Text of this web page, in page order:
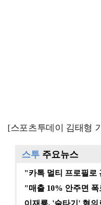
[스포츠투데이 김태형
스투 주요뉴스
"매출 10% 안주면